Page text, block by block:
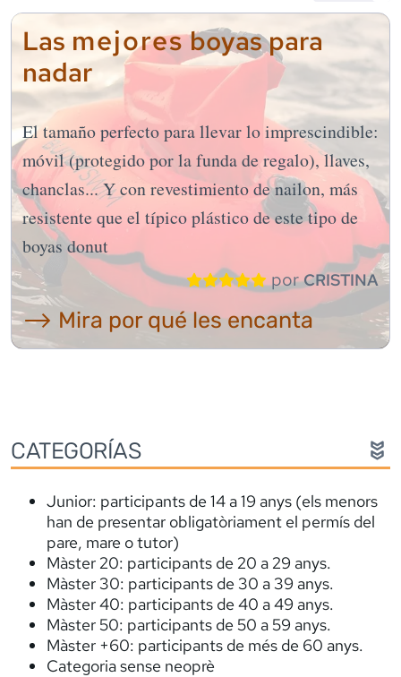
Las mejoresboyas para
nadar
El tamaño perfecto para llevar lo imprescindible:
móvil (protegido por la funda de regalo), llaves,
chanclas... Y con revestimiento de nailon, más
resistente que el típico plástico de este tipo de
boyas donut
porCRISTINA
⟶ Mira por qué les encanta
CATEGORÍAS
Junior: participants de 14 a 19 anys (els menors
han de presentar obligatòriament el permís del
pare, mare o tutor)
Màster 20: participants de 20 a 29 anys.
Màster 30: participants de 30 a 39 anys.
Màster 40: participants de 40 a 49 anys.
Màster 50: participants de 50 a 59 anys.
Màster +60: participants de més de 60 anys.
Categoria sense neoprè